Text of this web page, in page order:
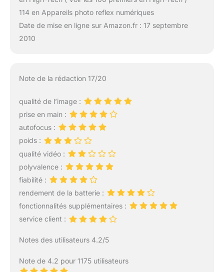
114 en Appareils photo reflex numériques
Date de mise en ligne sur Amazon.fr : 17 septembre
2010
Note de la rédaction 17/20
qualité de l’image :
prise en main :
autofocus :
poids :
qualité vidéo :
polyvalence :
fiabilité :
rendement de la batterie :
fonctionnalités supplémentaires :
service client :
Notes des utilisateurs 4.2/5
Note de 4.2 pour 1175 utilisateurs